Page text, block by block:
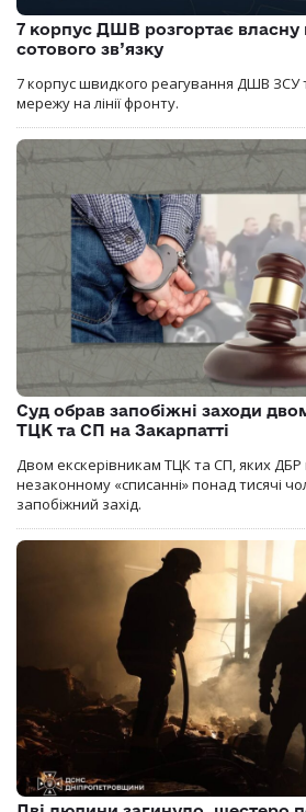
7 корпус ДШВ розгортає
сотового зв’язку
7 корпус швидкого реагування ДШВ ЗСУ
мережу на лінії фронту.
Суд обрав запобіжні заходи
ТЦК та СП на Закарпатті
Двом екскерівникам ТЦК та СП, яких
незаконному «списанні» понад тисячі
запобіжний захід.